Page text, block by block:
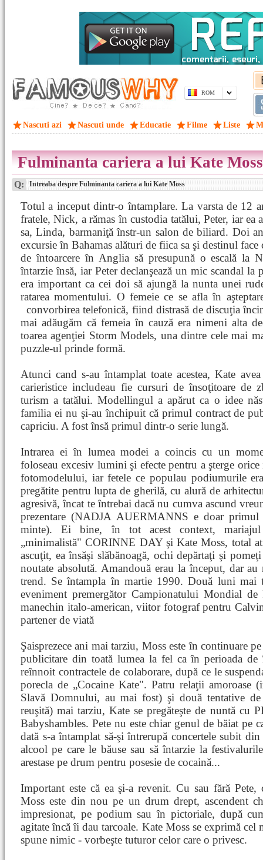
ROM
Nascuti azi Nascuti unde Educatie Filme Liste
Fulminanta cariera a lui Kate Moss
Q: Intreaba despre Fulminanta cariera a lui Kate Moss
Totul a inceput dintr-o întamplare. La varsta de 12
fratele, Nick, a rămas în custodia tatălui, Peter, iar ea
sa, Linda, barmaniţă înstr-un salon de biliard. Doi
excursie în Bahamas alături de fiica sa şi destinul face
de întoarcere în Anglia să presupună o escală la
întarzie însă, iar Peter declanşează un mic scandal
era important ca cei doi să ajungă la nunta unei
ratarea momentului. O femeie ce se afla în
convorbirea telefonică, fiind distrasă de discuţia
mai adăugăm că femeia în cauză era nimeni alta
toarea agenţiei Storm Models, una dintre cele mai
puzzle-ul prinde formă.
Atunci cand s-au întamplat toate acestea, Kate
carieristice includeau fie cursuri de însoţitoare de
turism a tatălui. Modellingul a apărut ca o idee
familia ei nu şi-au închipuit că primul contract de
capriciu. A fost însă primul dintr-o serie lungă.
Intrarea ei în lumea modei a coincis cu un
foloseau excesiv lumini şi efecte pentru a şterge
fotomodelului, iar fetele ce populau podiumurile
pregătite pentru lupta de gherilă, cu alură de
agresivă, încat te întrebai dacă nu cumva ascund
prezentare (NADJA AUERMANNS e doar
minte). Ei bine, în tot acest context, mariajul
„minimalistă" CORINNE DAY şi Kate Moss, total
ascuţit, ea însăşi slăbănoagă, ochi depărtaţi şi
noutate absolută. Amandouă erau la început, dar
trend. Se întampla în martie 1990. Două luni mai
eveniment premergător Campionatului Mondial
manechin italo-american, viitor fotograf pentru
partener de viată
Şaisprezece ani mai tarziu, Moss este în continuare
publicitare din toată lumea la fel ca în perioada
reînnoit contractele de colaborare, după ce le
porecla de „Cocaine Kate". Patru relaţii amoroase
Slavă Domnului, au mai fost) şi două tentative
reuşită) mai tarziu, Kate se pregăteşte de nuntă cu
Babyshambles. Pete nu este chiar genul de băiat pe
dată s-a întamplat să-şi întrerupă concertele subit
alcool pe care le băuse sau să întarzie la
arestase pe drum pentru posesie de cocaină...
Important este că ea şi-a revenit. Cu sau fără
Moss este din nou pe un drum drept, ascendent
impresionat, pe podium sau în pictoriale, după
agitate încă îi dau tarcoale. Kate Moss se exprimă
spune nimic - vorbeşte tuturor celor care o privesc.